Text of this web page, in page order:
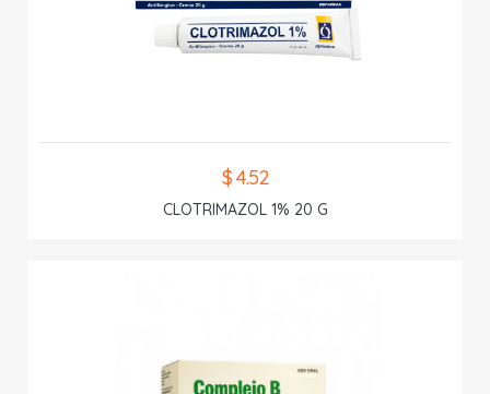
$ 4.52
CLOTRIMAZOL 1% 20 G